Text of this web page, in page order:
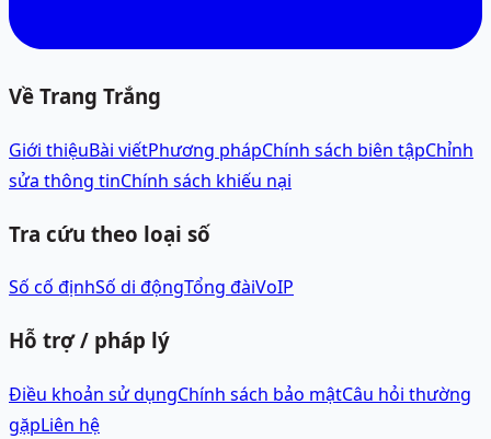
Về Trang Trắng
Giới thiệuBài viếtPhương phápChính sách biên tậpChỉnh
sửa thông tinChính sách khiếu nại
Tra cứu theo loại số
Số cố địnhSố di độngTổng đàiVoIP
Hỗ trợ / pháp lý
Điều khoản sử dụngChính sách bảo mậtCâu hỏi thường
gặpLiên hệ